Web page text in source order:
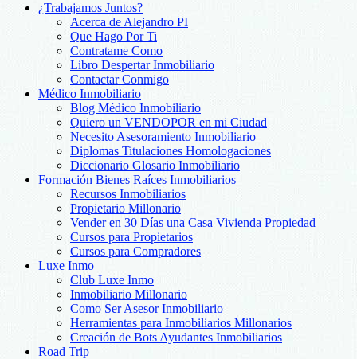
¿Trabajamos Juntos?
Acerca de Alejandro PI
Que Hago Por Ti
Contratame Como
Libro Despertar Inmobiliario
Contactar Conmigo
Médico Inmobiliario
Blog Médico Inmobiliario
Quiero un VENDOPOR en mi Ciudad
Necesito Asesoramiento Inmobiliario
Diplomas Titulaciones Homologaciones
Diccionario Glosario Inmobiliario
Formación Bienes Raíces Inmobiliarios
Recursos Inmobiliarios
Propietario Millonario
Vender en 30 Días una Casa Vivienda Propiedad
Cursos para Propietarios
Cursos para Compradores
Luxe Inmo
Club Luxe Inmo
Inmobiliario Millonario
Como Ser Asesor Inmobiliario
Herramientas para Inmobiliarios Millonarios
Creación de Bots Ayudantes Inmobiliarios
Road Trip